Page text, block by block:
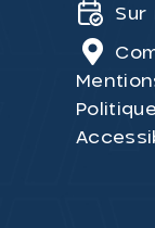
Sur